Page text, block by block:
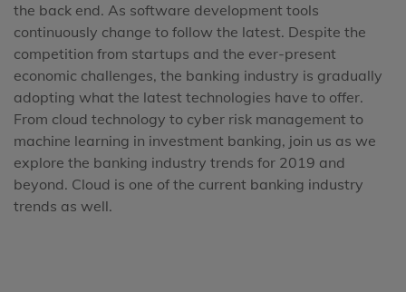
the back end. As software development tools
continuously change to follow the latest. Despite the
competition from startups and the ever-present
economic challenges, the banking industry is gradually
adopting what the latest technologies have to offer.
From cloud technology to cyber risk management to
machine learning in investment banking, join us as we
explore the banking industry trends for 2019 and
beyond. Cloud is one of the current banking industry
trends as well.